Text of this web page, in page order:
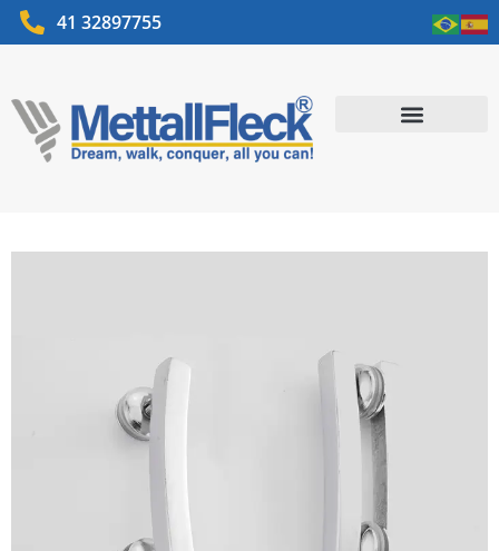
41 32897755